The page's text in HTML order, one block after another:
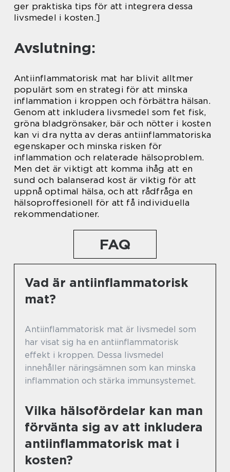
ger praktiska tips för att integrera dessa
livsmedel i kosten.]
Avslutning:
Antiinflammatorisk mat har blivit alltmer
populärt som en strategi för att minska
inflammation i kroppen och förbättra hälsan.
Genom att inkludera livsmedel som fet fisk,
gröna bladgrönsaker, bär och nötter i kosten
kan vi dra nytta av deras antiinflammatoriska
egenskaper och minska risken för
inflammation och relaterade hälsoproblem.
Men det är viktigt att komma ihåg att en
sund och balanserad kost är viktig för att
uppnå optimal hälsa, och att rådfråga en
hälsoproffesionell för att få individuella
rekommendationer.
FAQ
Vad är antiinflammatorisk
mat?
Antiinflammatorisk mat är livsmedel som
har visat sig ha en antiinflammatorisk
effekt i kroppen. Dessa livsmedel
innehåller näringsämnen som kan minska
inflammation och stärka immunsystemet.
Vilka hälsofördelar kan man
förvänta sig av att inkludera
antiinflammatorisk mat i
kosten?